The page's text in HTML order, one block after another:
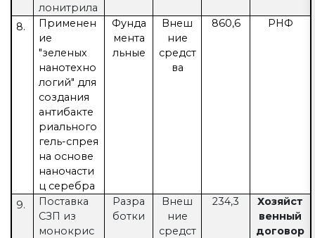
лонитрила
8.
Применен
ие
"зеленых
нанотехно
логий" для
создания
антибакте
риального
гель-спрея
на основе
наночасти
ц серебра
Фунда
мента
льные
Внеш
ние
средст
ва
860,6 РНФ
9.
Поставка
СЗП из
монокрис
Разра
ботки
Внеш
ние
средст
234,3
Хозяйст
венный
договор